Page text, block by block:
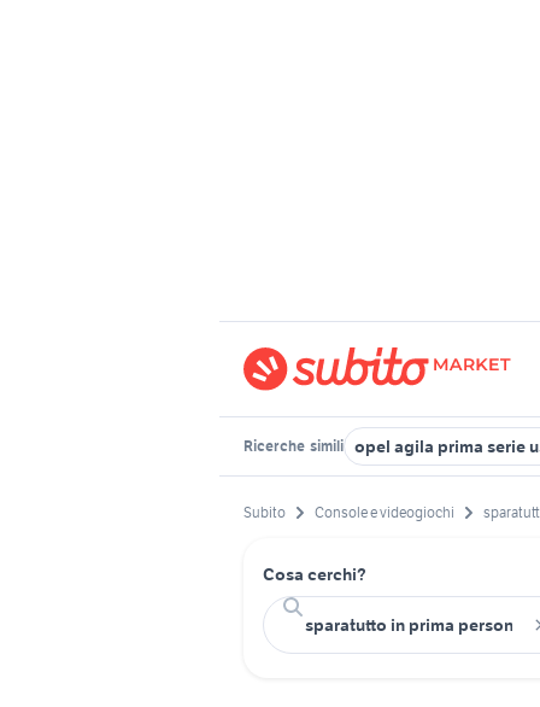
Ricerche simili opel agila prima serie
Subito Console e videogiochi
Cosa cerchi?